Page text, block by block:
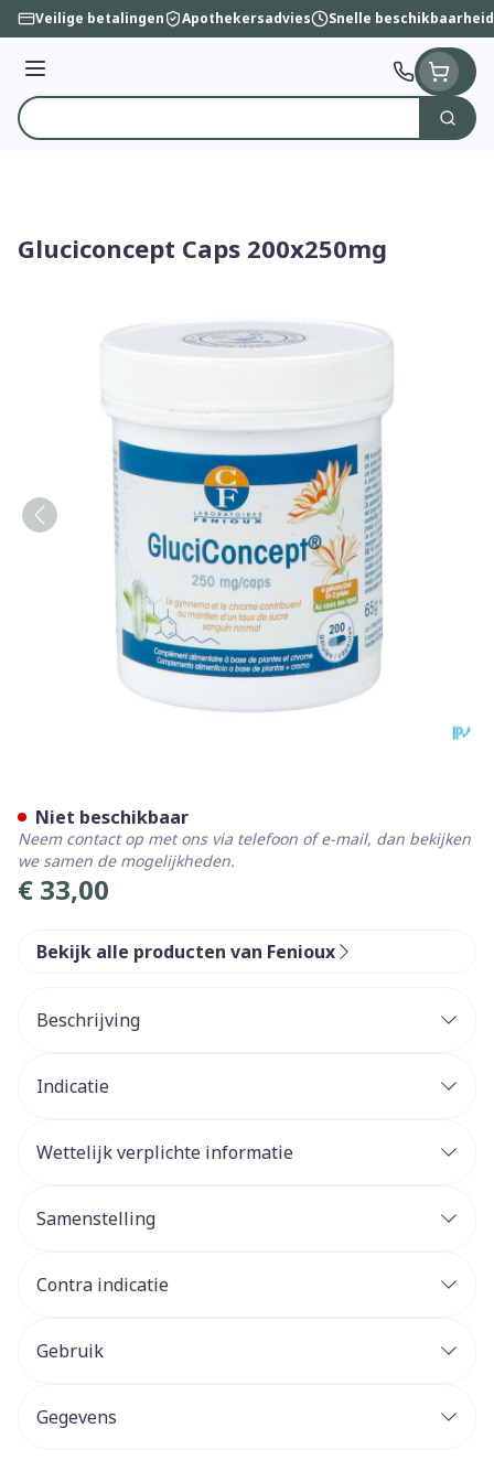
Ga naar de inhoud
Veilige betalingen Apothekersadvies Snelle beschikbaarheid
Menu
Product, merk, categorie...
Zoek
Gluciconcept Caps 200x250mg
€ 33,00
Niet beschikbaar
Neem contact op met ons via telefoon of e-mail, dan bekijken
we samen de mogelijkheden.
Bekijk alle producten van Fenioux
Beschrijving
Indicatie
Wettelijk verplichte informatie
Samenstelling
Contra indicatie
Gebruik
Gegevens